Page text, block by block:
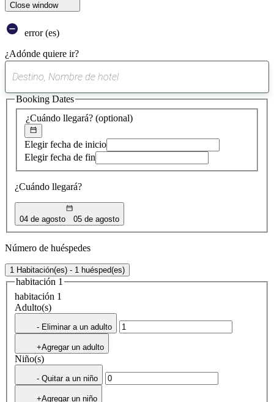
Close window
error (es)
¿Adónde quiere ir?
sugerencia
encontrada
¿Cuándo llegará? (optional)
Elegir fecha de inicio
Elegir fecha de fin
¿Cuándo llegará?
04 de agosto 05 de agosto
Booking Dates
Número de huéspedes
1 Habitación(es) - 1 huésped(es)
habitación 1
habitación 1
Adulto(s)
- Eliminar a un adulto
+Agregar un adulto
Niño(s)
- Quitar a un niño
+Agregar un niño